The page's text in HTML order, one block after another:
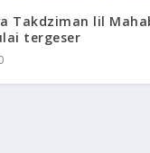
Takdziman lil
tergeser